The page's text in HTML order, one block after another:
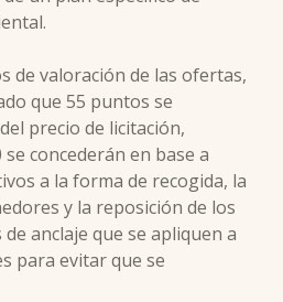
de valoración de las ofertas,
que 55 puntos se
precio de licitación,
concederán en base a
a la forma de recogida, la
y la reposición de los
anclaje que se apliquen a
para evitar que se